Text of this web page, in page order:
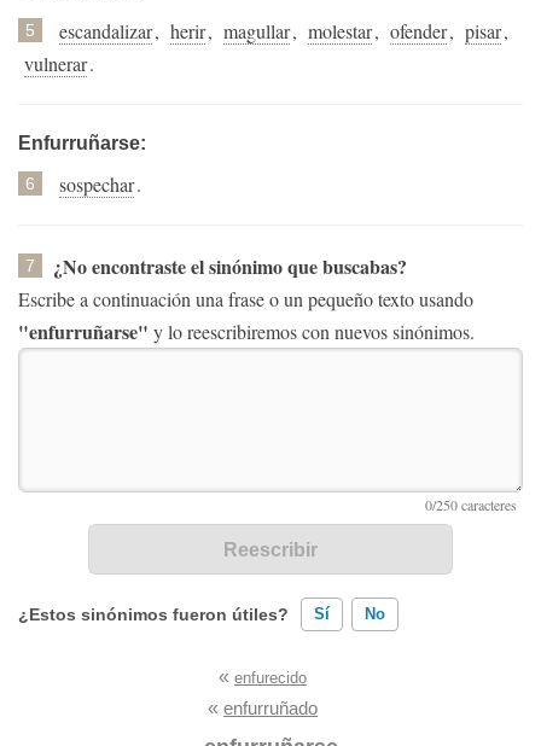
5 escandalizar, herir, magullar, molestar, ofender, pisar,
vulnerar.
Enfurruñarse:
6 sospechar.
7 ¿No encontraste el sinónimo que buscabas?
Escribe a continuación una frase o un pequeño texto usando
"enfurruñarse" y lo reescribiremos con nuevos sinónimos.
¿Estos sinónimos fueron útiles? Sí No
Existen sinónimos incorrectos
Ninguno de los sinónimos presentados me ayudó
« enfurecido
« enfurruñado